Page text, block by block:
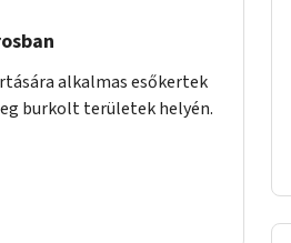
alkalmas esőkertek
burkolt területek helyén.